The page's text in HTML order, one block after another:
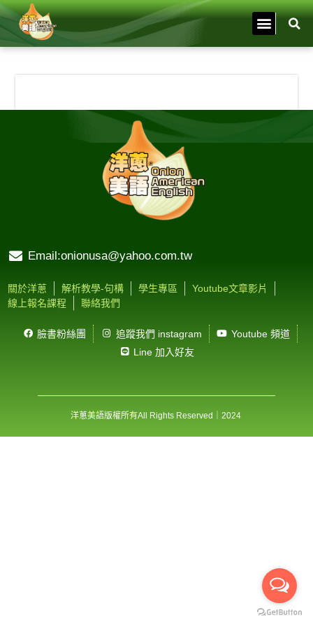
Email:onionusa@yahoo.com.tw
關於洋蔥 解析教學-句構 學生專區
Youtube文章影片
線上報名課程
聯絡我們
臉書粉絲團 追蹤我們 instagram
Youtube 頻道
Line 加入好友
洋蔥美語版權所有All Rights Reserved ｜2024